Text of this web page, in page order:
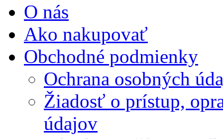
O nás
Ako nakupovať
Obchodné podmienky
Ochrana osobných
Žiadosť o prístup,
údajov